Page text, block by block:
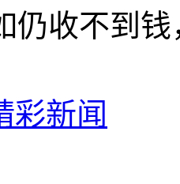
仍收不到
彩新闻